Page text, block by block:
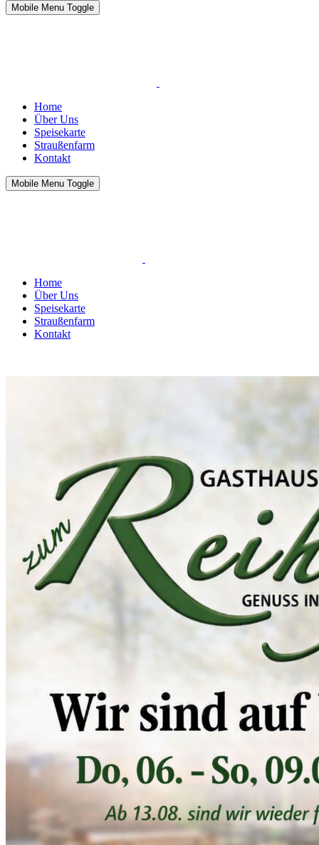
Mobile Menu Toggle
Home
Über Uns
Speisekarte
Straußenfarm
Kontakt
Mobile Menu Toggle
Home
Über Uns
Speisekarte
Straußenfarm
Kontakt